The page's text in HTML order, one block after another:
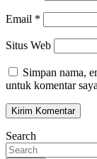
Email *
Situs Web
Simpan nama,
untuk komentar
Search